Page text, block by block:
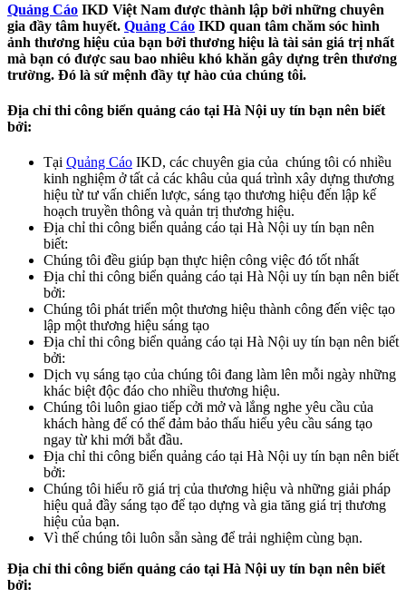
Quảng Cáo IKD Việt Nam được thành lập bởi những chuyên
gia đầy tâm huyết. Quảng Cáo IKD quan tâm chăm sóc hình
ảnh thương hiệu của bạn bởi thương hiệu là tài sản giá trị nhất
mà bạn có được sau bao nhiêu khó khăn gây dựng trên thương
trường. Đó là sứ mệnh đầy tự hào của chúng tôi.
Địa chỉ thi công biển quảng cáo tại Hà Nội uy tín bạn nên biết
bởi:
Tại Quảng Cáo IKD, các chuyên gia của chúng tôi có nhiều
kinh nghiệm ở tất cả các khâu của quá trình xây dựng thương
hiệu từ tư vấn chiến lược, sáng tạo thương hiệu đến lập kế
hoạch truyền thông và quản trị thương hiệu.
Địa chỉ thi công biển quảng cáo tại Hà Nội uy tín bạn nên
biết:
Chúng tôi đều giúp bạn thực hiện công việc đó tốt nhất
Địa chỉ thi công biển quảng cáo tại Hà Nội uy tín bạn nên biết
bởi:
Chúng tôi phát triển một thương hiệu thành công đến việc tạo
lập một thương hiệu sáng tạo
Địa chỉ thi công biển quảng cáo tại Hà Nội uy tín bạn nên biết
bởi:
Dịch vụ sáng tạo của chúng tôi đang làm lên mỗi ngày những
khác biệt độc đáo cho nhiều thương hiệu.
Chúng tôi luôn giao tiếp cởi mở và lắng nghe yêu cầu của
khách hàng để có thể đảm bảo thấu hiểu yêu cầu sáng tạo
ngay từ khi mới bắt đầu.
Địa chỉ thi công biển quảng cáo tại Hà Nội uy tín bạn nên biết
bởi:
Chúng tôi hiểu rõ giá trị của thương hiệu và những giải pháp
hiệu quả đầy sáng tạo để tạo dựng và gia tăng giá trị thương
hiệu của bạn.
Vì thế chúng tôi luôn sẵn sàng để trải nghiệm cùng bạn.
Địa chỉ thi công biển quảng cáo tại Hà Nội uy tín bạn nên biết
bởi: